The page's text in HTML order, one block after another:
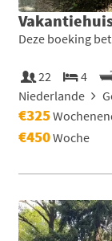
Deze boeking
22 4
Niederlande
€325
€450Woche